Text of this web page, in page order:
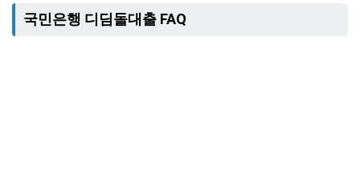
국민은행 디딤돌대출 FAQ